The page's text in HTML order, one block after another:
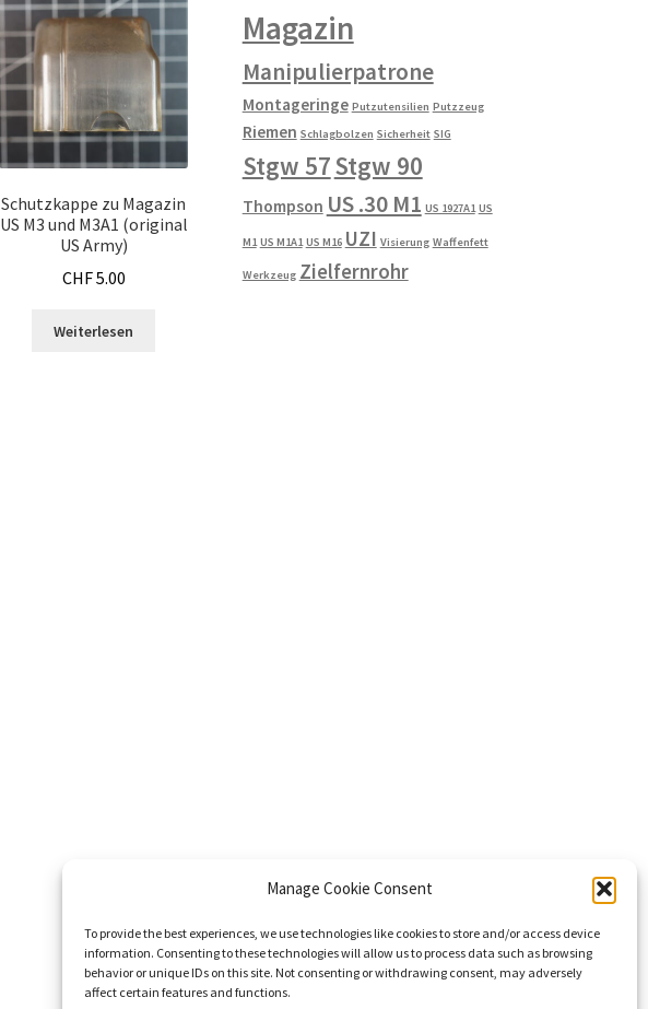
Manage Cookie Consent
To provide the best experiences, we use technologies like cookies to store and/or access device
information. Consenting to these technologies will allow us to process data such as browsing
behavior or unique IDs on this site. Not consenting or withdrawing consent, may adversely
affect certain features and functions.
Schutzkappe zu Magazin
US M3 und M3A1 (original
US Army)
CHF5.00
Weiterlesen
Magazin
Manipulierpatrone
Montageringe Putzutensilien Putzzeug
Riemen Schlagbolzen Sicherheit SIG
Stgw 57Stgw 90
Thompson US .30 M1 US 1927A1 US
M1 US M1A1 US M16 UZI Visierung Waffenfett
Werkzeug Zielfernrohr